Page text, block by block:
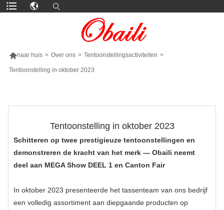
naar huis > Over ons > Tentoonstellingsactiviteiten >
Tentoonstelling in oktober 2023
Tentoonstelling in oktober 2023
Schitteren op twee prestigieuze tentoonstellingen en
demonstreren de kracht van het merk — Obaili neemt
deel aan MEGA Show DEEL 1 en Canton Fair
In oktober 2023 presenteerde het tassenteam van ons bedrijf
een volledig assortiment aan diepgaande producten op